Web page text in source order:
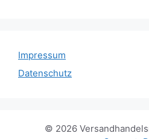
Impressum
Datenschutz
© 2026